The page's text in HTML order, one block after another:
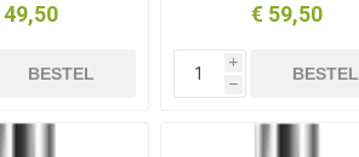
49,50
BESTEL
€ 59,50
i
h
BESTEL